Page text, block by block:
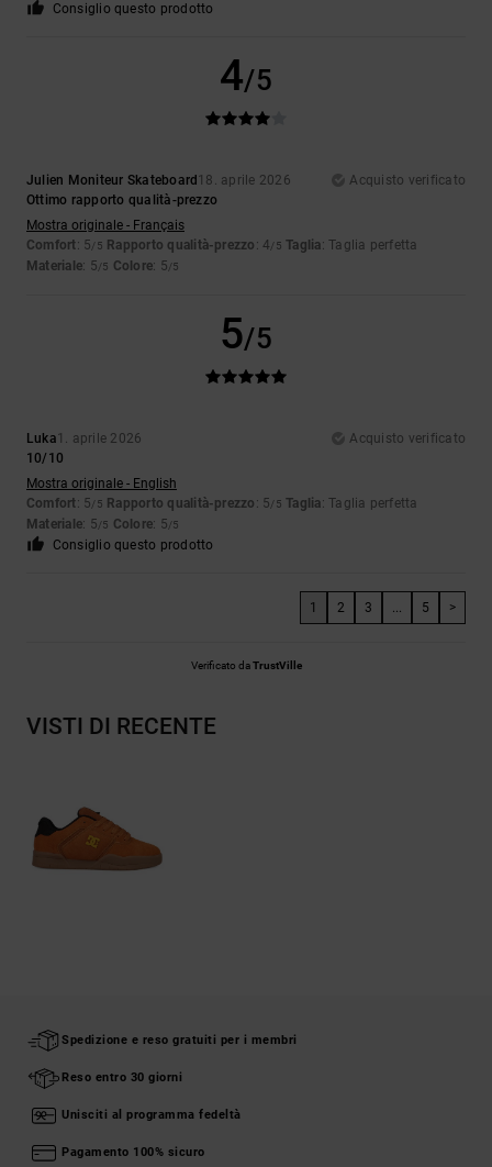
Consiglio questo prodotto
4/5
Julien Moniteur Skateboard 18. aprile 2026
Acquisto verificato
Ottimo rapporto qualità-prezzo
Mostra originale - Français
Comfort: 5/5 Rapporto qualità-prezzo : 4/5 Taglia: Taglia perfetta
Materiale: 5/5 Colore: 5/5
5/5
Luka1. aprile 2026
Acquisto verificato
10/10
Mostra originale - English
Comfort: 5/5 Rapporto qualità-prezzo : 5/5 Taglia: Taglia perfetta
Materiale: 5/5 Colore: 5/5
Consiglio questo prodotto
1 2 3 ... 5 >
Verificato daTrustVille
VISTI DI RECENTE
Spedizione e reso gratuiti per i membri
Reso entro 30 giorni
Unisciti al programma fedeltà
Pagamento 100% sicuro